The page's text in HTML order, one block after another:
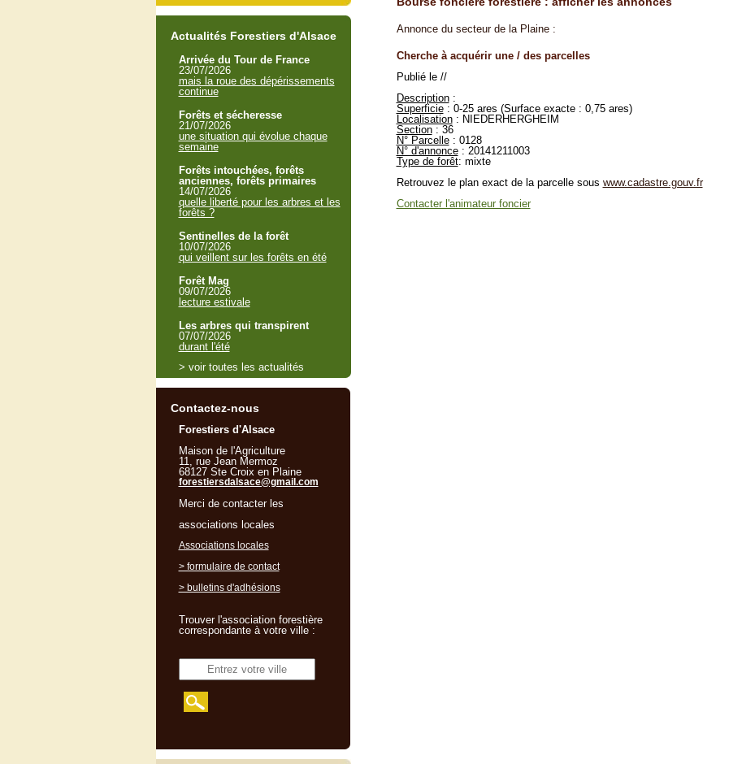
Annonce du secteur de la Plaine :
Cherche à acquérir une / des parcelles
Publié le //
Description:
Superficie: 0-25 ares (Surface exacte : 0,75 ares)
Localisation: NIEDERHERGHEIM
Section: 36
N° Parcelle: 0128
N° d'annonce: 20141211003
Type de forêt: mixte
Retrouvez le plan exact de la parcelle sous www.cadastre.gouv.fr
Contacter l'animateur foncier
Actualités Forestiers d'Alsace
Arrivée du Tour de France
23/07/2026
mais la roue des dépérissements
continue
Forêts et sécheresse
21/07/2026
une situation qui évolue chaque
semaine
Forêts intouchées, forêts
anciennes, forêts primaires
14/07/2026
quelle liberté pour les arbres et les
forêts ?
Sentinelles de la forêt
10/07/2026
qui veillent sur les forêts en été
Forêt Mag
09/07/2026
lecture estivale
Les arbres qui transpirent
07/07/2026
durant l'été
> voir toutes les actualités
Contactez-nous
Forestiers d'Alsace
Maison de l'Agriculture
11, rue Jean Mermoz
68127 Ste Croix en Plaine
forestiersdalsace@gmail.com
Merci de contacter les
associations locales
Associations locales
> formulaire de contact
> bulletins d'adhésions
Trouver l'association forestière
correspondante à votre ville :